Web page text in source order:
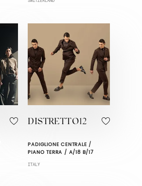
DISTRETTO12
PADIGLIONE CENTRALE /
PIANO TERRA / A/18 B/17
ITALY